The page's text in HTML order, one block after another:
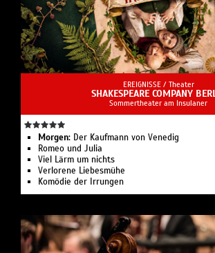
EREIGNISSE / Theater
SHAKESPEARE COMPANY
Sommertheater am Insulaner
Morgen: Der Kaufmann von Venedig
Romeo und Julia
Viel Lärm um nichts
Verlorene Liebesmühe
Komödie der Irrungen